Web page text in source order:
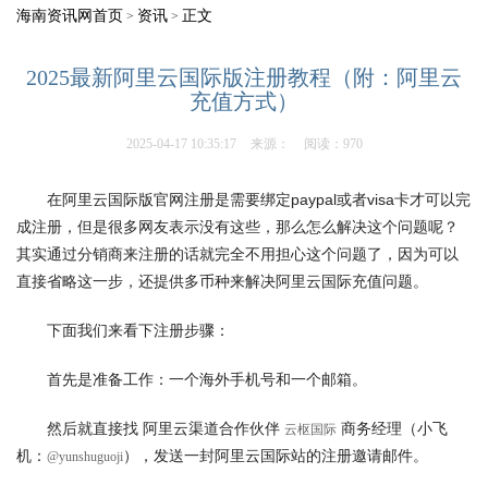
海南资讯网首页 > 资讯 > 正文
2025最新阿里云国际版注册教程（附：阿里云
充值方式）
2025-04-17 10:35:17 来源： 阅读：970
在阿里云国际版官网注册是需要绑定paypal或者visa卡才可以完
成注册，但是很多网友表示没有这些，那么怎么解决这个问题呢？
其实通过分销商来注册的话就完全不用担心这个问题了，因为可以
直接省略这一步，还提供多币种来解决阿里云国际充值问题。
下面我们来看下注册步骤：
首先是准备工作：一个海外手机号和一个邮箱。
然后就直接找 阿里云渠道合作伙伴 云枢国际 商务经理（小飞
机： @yunshuguoji），发送一封阿里云国际站的注册邀请邮件。